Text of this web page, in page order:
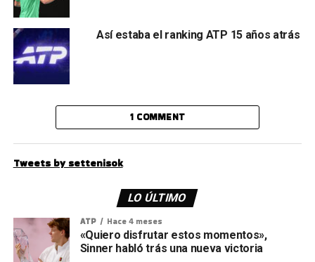
Así estaba el ranking ATP 15 años atrás
1 COMMENT
Tweets by settenisok
LO ÚLTIMO
ATP Hace 4 meses
«Quiero disfrutar estos momentos»,
Sinner habló trás una nueva victoria